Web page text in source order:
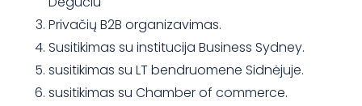
Privačių B2B organizavimas.
Susitikimas su institucija Business Sydney.
susitikimas su LT bendruomene Sidnėjuje.
susitikimas su Chamber of commerce.